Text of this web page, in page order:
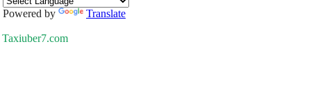
Powered by Translate
Taxiuber7.com